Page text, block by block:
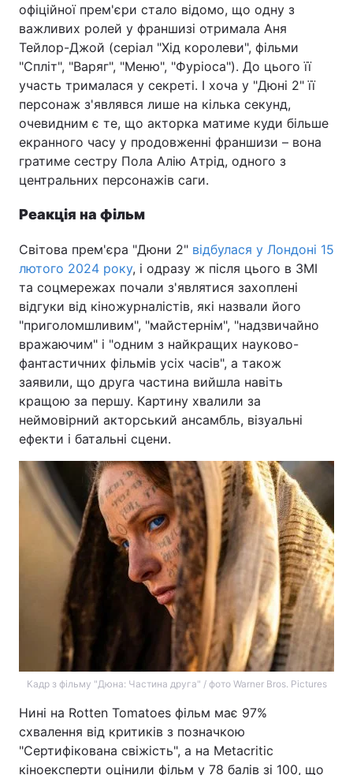
офіційної прем'єри стало відомо, що одну з
важливих ролей у франшизі отримала Аня
Тейлор-Джой (серіал "Хід королеви", фільми
"Спліт", "Варяг", "Меню", "Фуріоса"). До цього її
участь трималася у секреті. І хоча у "Дюні 2" її
персонаж з'являвся лише на кілька секунд,
очевидним є те, що акторка матиме куди більше
екранного часу у продовженні франшизи – вона
гратиме сестру Пола Алію Атрід, одного з
центральних персонажів саги.
Реакція на фільм
Світова прем'єра "Дюни 2" відбулася у Лондоні 15
лютого 2024 року, і одразу ж після цього в ЗМІ
та соцмережах почали з'являтися захоплені
відгуки від кіножурналістів, які назвали його
"приголомшливим", "майстернім", "надзвичайно
вражаючим" і "одним з найкращих науково-
фантастичних фільмів усіх часів", а також
заявили, що друга частина вийшла навіть
кращою за першу. Картину хвалили за
неймовірний акторський ансамбль, візуальні
ефекти і батальні сцени.
Кадр з фільму "Дюна: Частина друга" / фото Warner Bros. Pictures
Нині на Rotten Tomatoes фільм має 97%
схвалення від критиків з позначкою
"Сертифікована свіжість", а на Metacritic
кіноексперти оцінили фільм у 78 балів зі 100, що